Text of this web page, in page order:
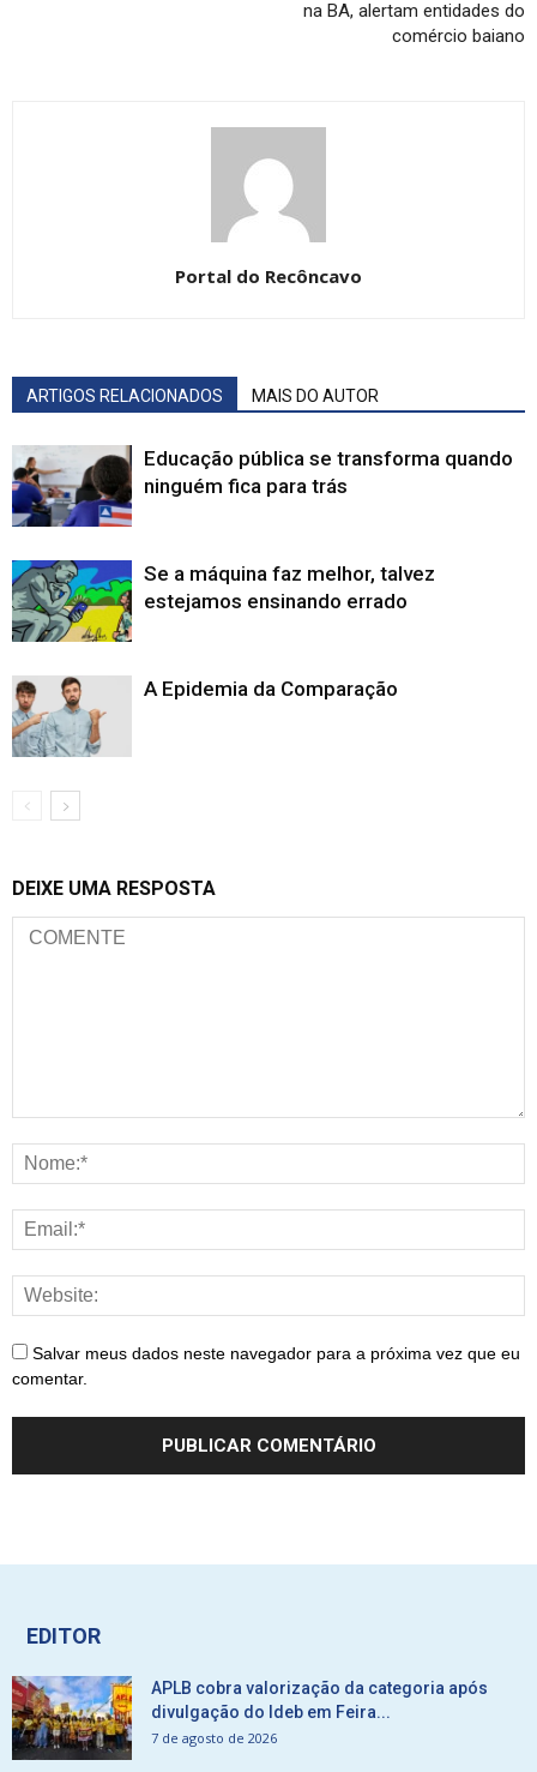
na BA, alertam entidades do
comércio baiano
Portal do Recôncavo
ARTIGOS RELACIONADOS MAIS DO AUTOR
Educação pública se transforma quando
ninguém fica para trás
Se a máquina faz melhor, talvez
estejamos ensinando errado
A Epidemia da Comparação
DEIXE UMA RESPOSTA
Salvar meus dados neste navegador para a próxima vez que eu
comentar.
EDITOR
APLB cobra valorização da categoria após
divulgação do Ideb em Feira...
7 de agosto de 2026